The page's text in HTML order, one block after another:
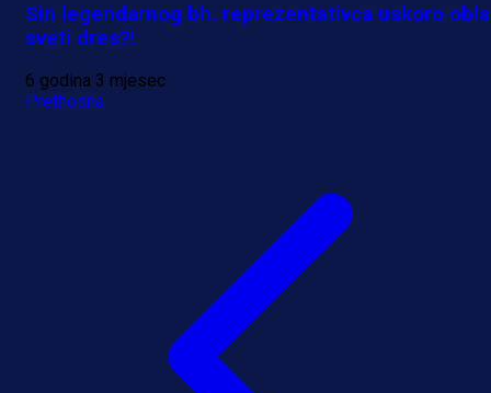
Sin legendarnog bh. reprezentativca uskoro
sveti dres?!
6 godina 3 mjesec
Prethodna